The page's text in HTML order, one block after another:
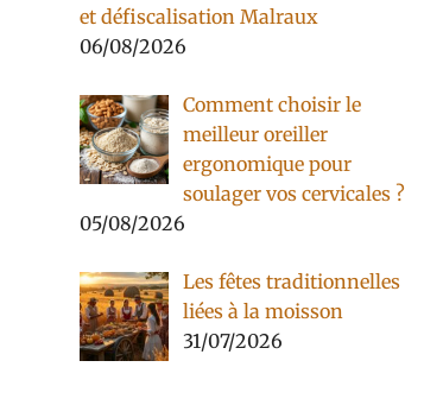
et défiscalisation Malraux
06/08/2026
Comment choisir le
meilleur oreiller
ergonomique pour
soulager vos cervicales ?
05/08/2026
Les fêtes traditionnelles
liées à la moisson
31/07/2026